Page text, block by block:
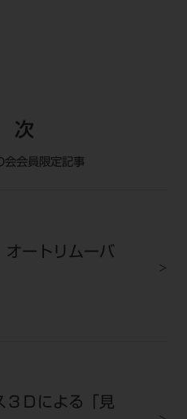
次
会会員限定記事
ートリムーバ
３Ｄによる「見